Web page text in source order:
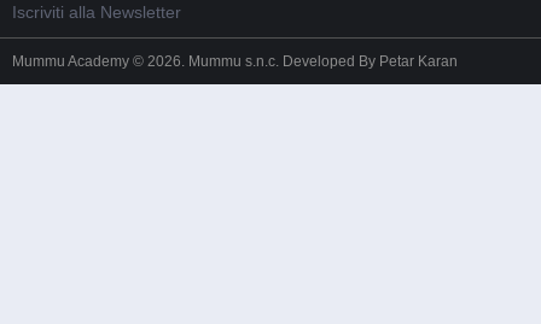
Iscriviti alla Newsletter
Mummu Academy © 2026. Mummu s.n.c. Developed By Petar Karan